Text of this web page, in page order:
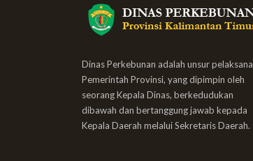
Dinas Perkebunan adalah unsur pelaksana
Pemerintah Provinsi, yang dipimpin oleh
seorang Kepala Dinas, berkedudukan
dibawah dan bertanggung jawab kepada
Kepala Daerah melalui Sekretaris Daerah.